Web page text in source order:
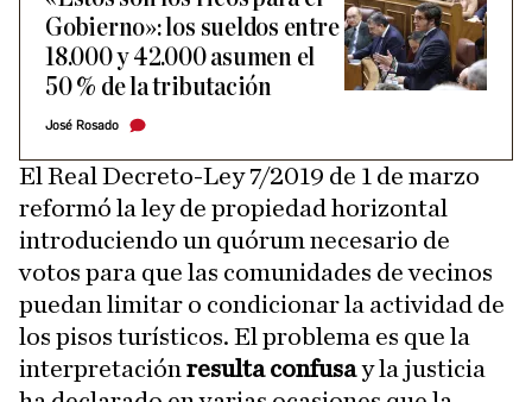
Gobierno»: los sueldos entre
18.000 y 42.000 asumen el
50 % de la tributación
José Rosado
El Real Decreto-Ley 7/2019 de 1 de marzo
reformó la ley de propiedad horizontal
introduciendo un quórum necesario de
votos para que las comunidades de vecinos
puedan limitar o condicionar la actividad de
los pisos turísticos. El problema es que la
interpretación resulta confusay la justicia